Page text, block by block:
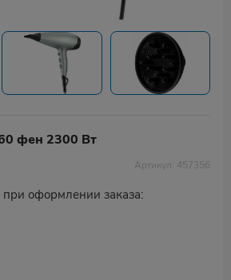
фен 2300 Вт
Артикул: 457356
оформлении заказа: